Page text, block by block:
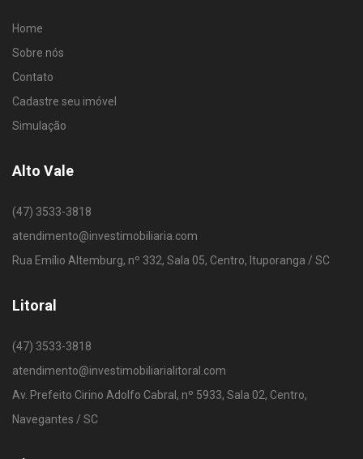
Home
Sobre nós
Contato
Cadastre seu imóvel
Simulação
Alto Vale
(47) 3533-3818
atendimento@investimobiliaria.com
Rua Emílio Altemburg, nº 332, Sala 05, Centro, Ituporanga / SC
Litoral
(47) 3533-3818
atendimento@investimobiliarialitoral.com
Av. Prefeito Cirino Adolfo Cabral, nº 5933, Sala 02, Centro,
Navegantes / SC